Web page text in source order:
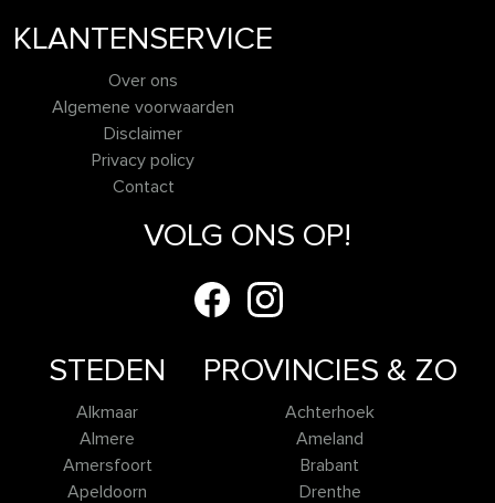
KLANTENSERVICE
Over ons
Algemene voorwaarden
Disclaimer
Privacy policy
Contact
STEDEN
Alkmaar
Almere
Amersfoort
Apeldoorn
PROVINCIES & ZO
Achterhoek
Ameland
Brabant
Drenthe
VOLG ONS OP!